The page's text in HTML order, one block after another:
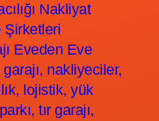
Nakliyat
Şirketleri
Eveden Eve
nakliyeciler,
lojistik, yük
tır garajı,